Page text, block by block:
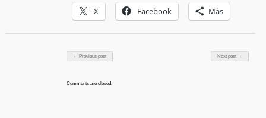
X Facebook Más
Post navigation
← Previous post Next post →
Comments are closed.